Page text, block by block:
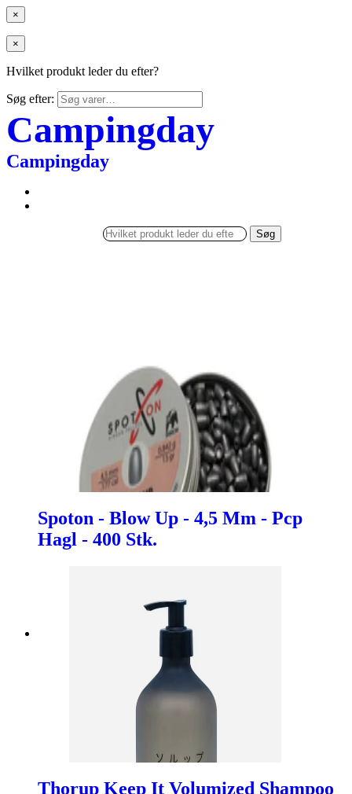
×
×
Hvilket produkt leder du efter?
Søg efter:
Campingday
Campingday
Søg
Spoton - Blow Up - 4,5 Mm - Pcp
Hagl - 400 Stk.
Thorup Keep It Volumized Shampoo